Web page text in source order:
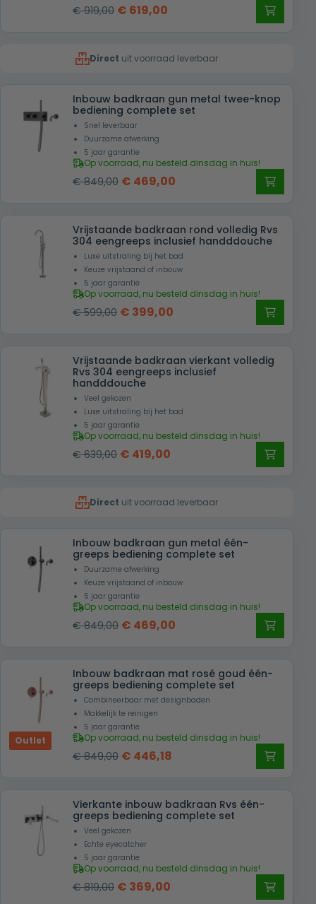
€919,00 Oorspronkelijke
€ 919,00.
€ 619,00
€ 619,00.
Direct uit voorraad leverbaar
Inbouw badkraan gun metal twee-knop
bediening complete set
Snel leverbaar
Duurzame afwerking
5 jaar garantie
Op voorraad, nu besteld dinsdag in huis!
€849,00 Oorspronkelijke
was:
€ 849,00.
€ 469,00
is:
€ 469,00.
Vrijstaande badkraan rond volledig Rvs
304 eengreeps inclusief handddouche
Luxe uitstraling bij het bad
Keuze vrijstaand of inbouw
5 jaar garantie
Op voorraad, nu besteld dinsdag in huis!
€599,00 Oorspronkelijke
was:
€ 599,00.
€ 399,00
is:
€ 399,00.
Vrijstaande badkraan vierkant volledig
Rvs 304 eengreeps inclusief
handddouche
Veel gekozen
Luxe uitstraling bij het bad
5 jaar garantie
Op voorraad, nu besteld dinsdag in huis!
€639,00 Oorspronkelijke
€ 639,00.
€ 419,00
€ 419,00.
Direct uit voorraad leverbaar
Inbouw badkraan gun metal één-
greeps bediening complete set
Duurzame afwerking
Keuze vrijstaand of inbouw
5 jaar garantie
Op voorraad, nu besteld dinsdag in huis!
€849,00 Oorspronkelijke
was:
€ 849,00.
€ 469,00
is:
€ 469,00.
Inbouw badkraan mat rosé goud één-
greeps bediening complete set
Combineerbaar met designbaden
Makkelijk te reinigen
5 jaar garantie
Op voorraad, nu besteld dinsdag in huis!
€849,00 Oorspronkelijke
was:
€ 849,00.
€ 446,18
is:
€ 446,18.
Outlet
Vierkante inbouw badkraan Rvs één-
greeps bediening complete set
Veel gekozen
Echte eyecatcher
5 jaar garantie
Op voorraad, nu besteld dinsdag in huis!
€819,00 Oorspronkelijke
€ 369,00